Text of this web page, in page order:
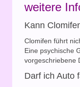
weitere
Kann
Clomifen führt
Eine psychische
vorgeschriebene
Darf ich Auto